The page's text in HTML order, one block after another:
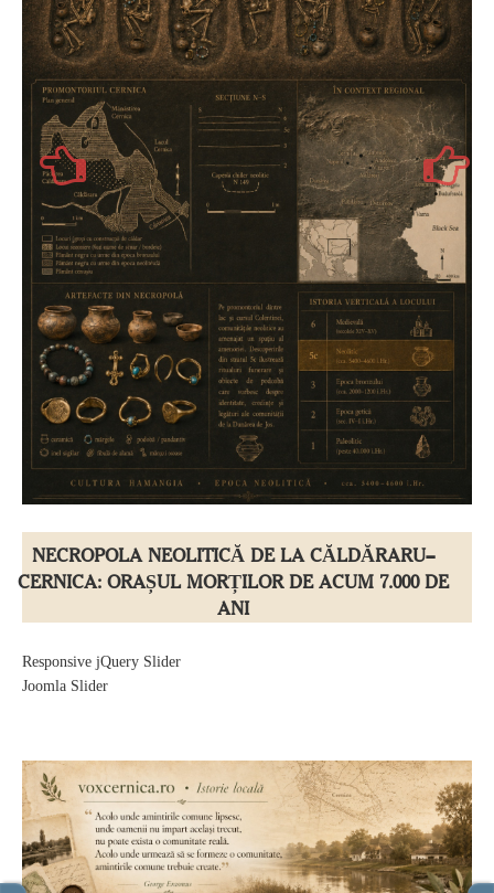
TV-Foto-Video
Evenimente
Anunturi
Harta
NECROPOLA NEOLITICĂ DE LA CĂLDĂRARU–
CERNICA: ORAȘUL MORȚILOR DE ACUM 7.000 DE
ANI
Responsive jQuery Slider
Joomla Slider